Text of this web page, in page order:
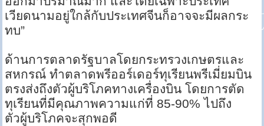
เวียดนามอยู่ใกล้กับประเทศจีนก็อาจจะมีผลกระ
ทบ”
ด้านการตลาดรัฐบาลโดยกระทรวงเกษตรและ
สหกรณ์ ทำตลาดพรีออร์เดอร์ทุเรียนพรีเมี่ยมบิน
ตรงส่งถึงตัวผู้บริโภคทางเครื่องบิน โดยการตัด
ทุเรียนที่มีคุณภาพความแก่ที่ 85-90% ไปถึง
ตัวผู้บริโภคจะสุกพอดี